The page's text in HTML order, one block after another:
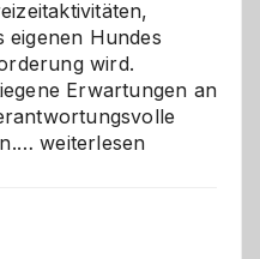
eigenen Hundes
wird.
Erwartungen an
Betreuung
weiterlesen